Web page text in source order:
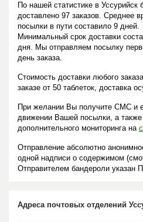
По нашей статистике в Уссурийск
доставлено 97 заказов. Среднее
посылки в пути составило 9 дней.
Минимальный срок доставки
дня. Мы отправляем посылку
день заказа.
Стоимость доставки любого
заказе от 50 таблеток, доставка
При желании Вы получите СМС и
движении Вашей посылки, а
дополнительного мониторинга на
Отправление абсолютно
одной надписи о содержимом
Отправителем бандероли указан
Адреса почтовых отделений